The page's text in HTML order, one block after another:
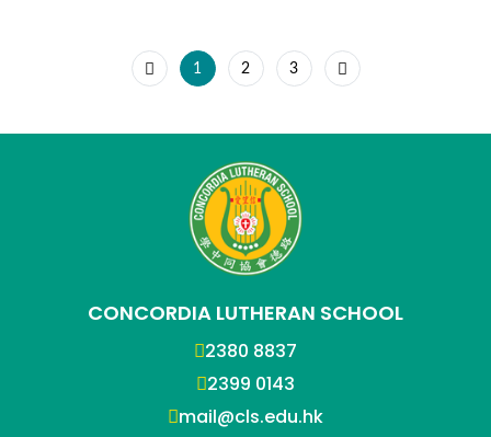
1 2 3
CONCORDIA LUTHERAN SCHOOL
2380 8837
2399 0143
mail@cls.edu.hk